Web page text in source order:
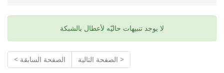
لا يوجد تنبيهات حاليّه لأعطال بالشبكة
< الصفحة السابقة الصفحة التالية >